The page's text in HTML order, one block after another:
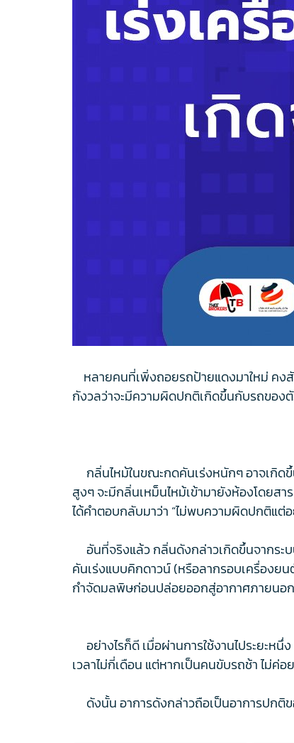
หลายคนที่เพิ่งถอยรถป้ายแดงมาใหม่ คง
กังวลว่าจะมีความผิดปกติเกิดขึ้นกับรถของตั
กลิ่นไหม้ในขณะกดคันเร่งหนักๆ อาจเกิด
สูงๆ จะมีกลิ่นเหม็นไหม้เข้ามายังห้องโดยส
ได้คำตอบกลับมาว่า “ไม่พบความผิดปกติแต่
อันที่จริงแล้ว กลิ่นดังกล่าวเกิดขึ้นจากระ
คันเร่งแบบคิกดาวน์ (หรือลากรอบเครื่องย
กำจัดมลพิษก่อนปล่อยออกสู่อากาศภายนอก
อย่างไรก็ดี เมื่อผ่านการใช้งานไประยะห
เวลาไม่กี่เดือน แต่หากเป็นคนขับรถช้า ไม่ค่
ดังนั้น อาการดังกล่าวถือเป็นอาการปกติข